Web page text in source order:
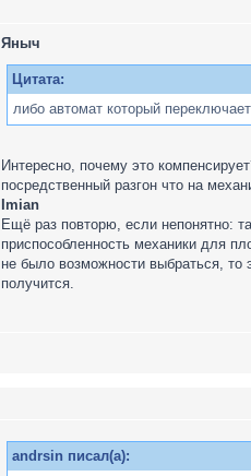
Яныч
Цитата:
либо автомат который
Интересно, почему это
посредственный разгон что на
Imian
Ещё раз повторю, если непонятно:
приспособленность механики для
не было возможности выбраться, то
получится.
andrsin писал(а):